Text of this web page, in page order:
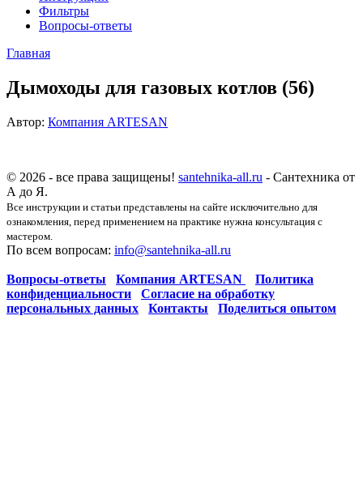
Фильтры
Вопросы-ответы
Главная
Дымоходы для газовых котлов (56)
Автор: Компания ARTESAN
© 2026 - все права защищены! santehnika-all.ru - Сантехника от
А до Я.
Все инструкции и статьи представлены на сайте исключительно для
ознакомления, перед применением на практике нужна консультация с
мастером.
По всем вопросам: info@santehnika-all.ru
Вопросы-ответы Компания ARTESAN
Политика
конфиденциальности
Согласие на обработку
персональных данных
Контакты Поделиться опытом